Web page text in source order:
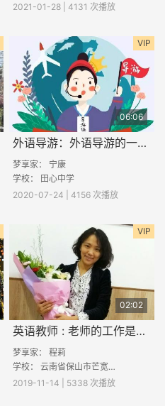
2021-01-28 | 4131 次播放
VIP
06:06
外语导游：外语导游的一天是怎么样的？
梦享家： 宁康
学校：
田心中学
2020-07-24 | 4156 次播放
VIP
02:02
英语教师 : 老师的工作是什么？
梦享家： 程莉
学校： 云南省保山市芒宽民族中学
2019-11-14 | 5338 次播放